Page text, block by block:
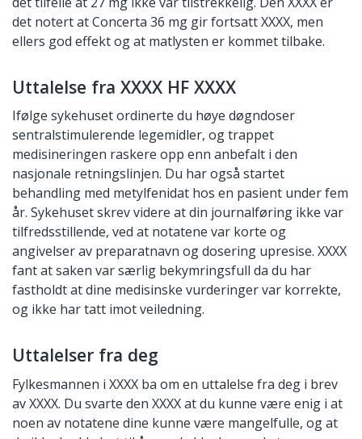
det notert at Concerta 36 mg gir fortsatt XXXX, men
ellers god effekt og at matlysten er kommet tilbake.
Uttalelse fra XXXX HF XXXX
Ifølge sykehuset ordinerte du høye døgndoser
sentralstimulerende legemidler, og trappet
medisineringen raskere opp enn anbefalt i den
nasjonale retningslinjen. Du har også startet
behandling med metylfenidat hos en pasient under fem
år. Sykehuset skrev videre at din journalføring ikke var
tilfredsstillende, ved at notatene var korte og
angivelser av preparatnavn og dosering upresise. XXXX
fant at saken var særlig bekymringsfull da du har
fastholdt at dine medisinske vurderinger var korrekte,
og ikke har tatt imot veiledning.
Uttalelser fra deg
Fylkesmannen i XXXX ba om en uttalelse fra deg i brev
av XXXX. Du svarte den XXXX at du kunne være enig i at
noen av notatene dine kunne være mangelfulle, og at